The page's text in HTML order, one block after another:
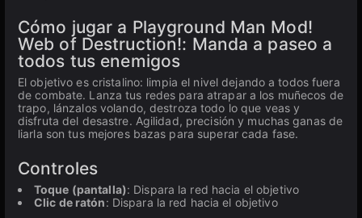
Cómo jugar a Playground Man Mod!
Web of Destruction!: Manda a paseo a
todos tus enemigos
El objetivo es cristalino: limpia el nivel dejando a todos fuera
de combate. Lanza tus redes para atrapar a los muñecos de
trapo, lánzalos volando, destroza todo lo que veas y
disfruta del desastre. Agilidad, precisión y muchas ganas de
liarla son tus mejores bazas para superar cada fase.
Controles
Toque (pantalla): Dispara la red hacia el objetivo
Clic de ratón: Dispara la red hacia el objetivo